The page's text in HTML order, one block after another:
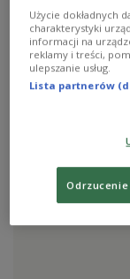
Jak się to
Zobacz więcej na
gospodarka
Użycie dokładnych
charakterystyki
informacji na
reklamy i treści,
ulepszanie usług.
Lista partnerów